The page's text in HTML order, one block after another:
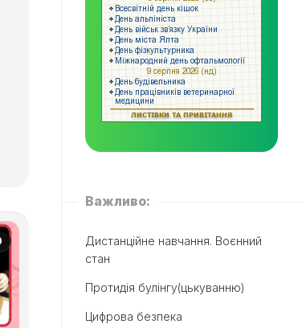
Важливо:
Дистанційне навчання. Воєнний
стан
Протидія булінгу(цькуванню)
Цифрова безпека